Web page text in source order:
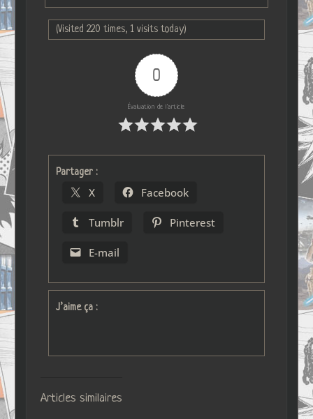
(Visited 220 times, 1 visits today)
0
Évaluation de l'article
Partager :
X Facebook
Tumblr Pinterest
E-mail
J’aime ça :
Articles similaires